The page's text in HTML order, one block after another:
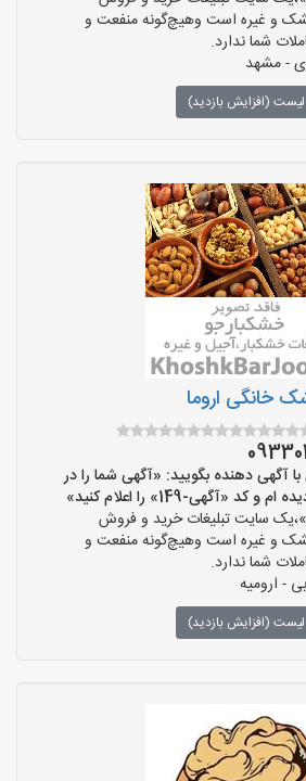
و غیره است وهیچ‌گونه منفعت و
شما ندارد.
- مشهد
(افزایش بازدید)
خانگی اروما
آگهی دهنده بگویید: «آگهی شما را در
149» را اعلام کنید»
سایت تبلیغات خرید و فروش
و غیره است وهیچ‌گونه منفعت و
شما ندارد.
- ارومیه
(افزایش بازدید)